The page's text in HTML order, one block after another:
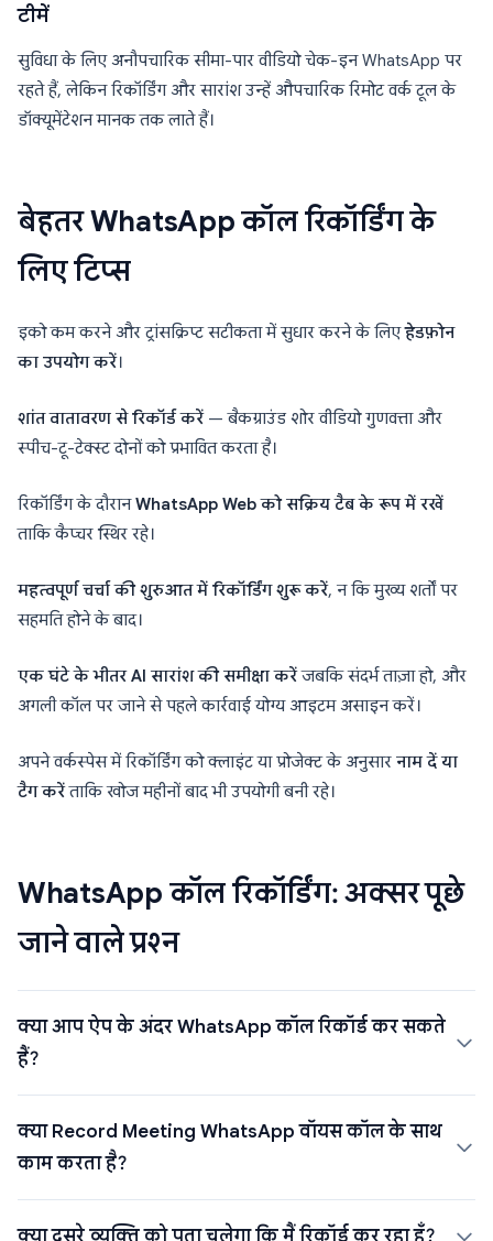
टीमें
सुविधा के लिए अनौपचारिक सीमा-पार वीडियो चेक-इन WhatsApp पर
रहते हैं, लेकिन रिकॉर्डिंग और सारांश उन्हें औपचारिक रिमोट वर्क टूल के
डॉक्यूमेंटेशन मानक तक लाते हैं।
बेहतर WhatsApp कॉल रिकॉर्डिंग के
लिए टिप्स
इको कम करने और ट्रांसक्रिप्ट सटीकता में सुधार करने के लिएहेडफ़ोन
का उपयोग करें।
शांत वातावरण से रिकॉर्ड करें— बैकग्राउंड शोर वीडियो गुणवत्ता और
स्पीच-टू-टेक्स्ट दोनों को प्रभावित करता है।
रिकॉर्डिंग के दौरानWhatsApp Web को सक्रिय टैब के रूप में रखें
ताकि कैप्चर स्थिर रहे।
महत्वपूर्ण चर्चा की शुरुआत में रिकॉर्डिंग शुरू करें, न कि मुख्य शर्तों पर
सहमति होने के बाद।
एक घंटे के भीतर AI सारांश की समीक्षा करेंजबकि संदर्भ ताज़ा हो, और
अगली कॉल पर जाने से पहले कार्रवाई योग्य आइटम असाइन करें।
अपने वर्कस्पेस में रिकॉर्डिंग को क्लाइंट या प्रोजेक्ट के अनुसार नाम दें या
टैग करेंताकि खोज महीनों बाद भी उपयोगी बनी रहे।
WhatsApp कॉल रिकॉर्डिंग: अक्सर पूछे
जाने वाले प्रश्न
क्या आप ऐप के अंदर WhatsApp कॉल रिकॉर्ड कर सकते
हैं?
क्या Record Meeting WhatsApp वॉयस कॉल के साथ
काम करता है?